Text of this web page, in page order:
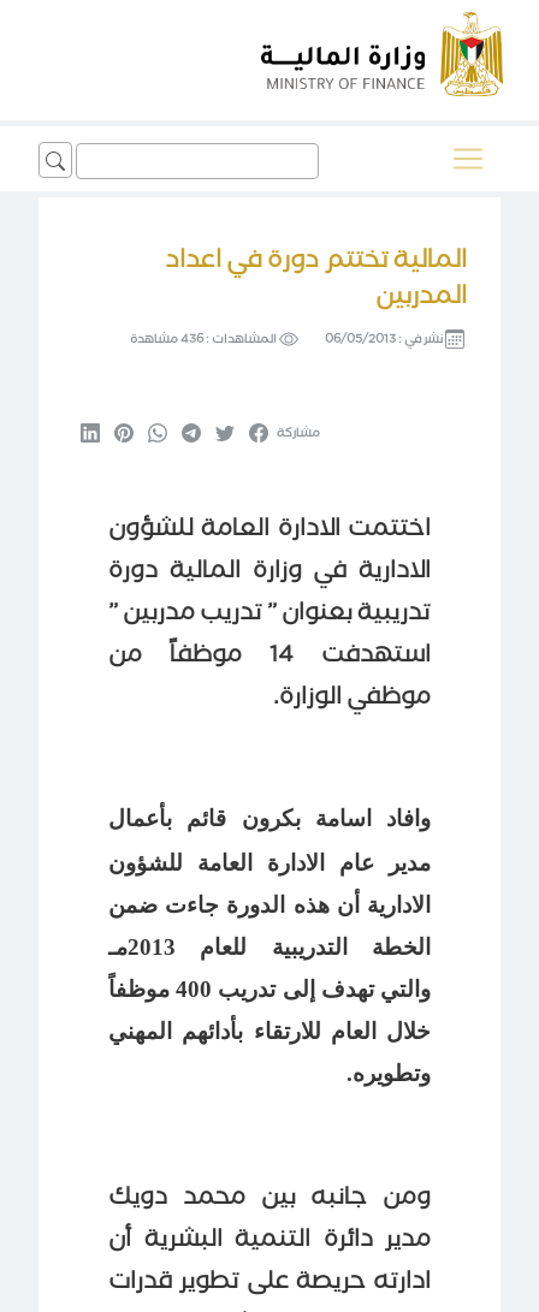
Search
for:
المالية تختتم دورة في اعداد
المدربين
نشر في :06/05/2013 المشاهدات :436 مشاهدة
مشاركة
اختتمت الادارة العامة للشؤون
الادارية في وزارة المالية دورة
تدريبية بعنوان ” تدريب مدربين ”
استهدفت 14 موظفاً من
موظفي الوزارة.
وافاد اسامة بكرون قائم بأعمال
مدير عام الادارة العامة للشؤون
الادارية أن هذه الدورة جاءت ضمن
الخطة التدريبية للعام 2013مـ
والتي تهدف إلى تدريب 400 موظفاً
خلال العام للارتقاء بأدائهم المهني
وتطويره.
ومن جانبه بين محمد دويك
مدير دائرة التنمية البشرية أن
ادارته حريصة على تطوير قدرات